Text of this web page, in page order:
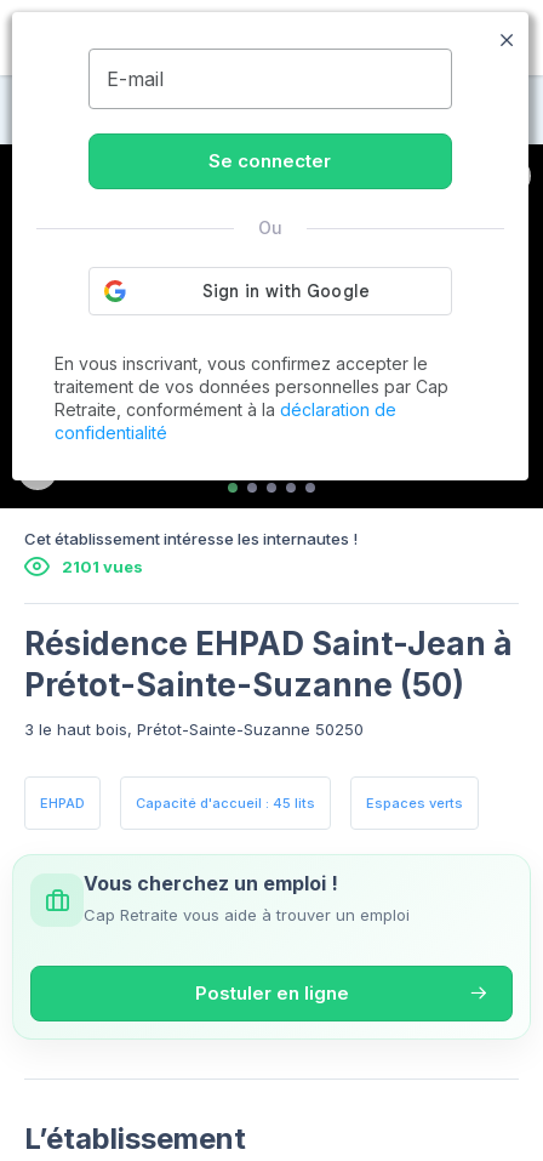
MENU
Maisons de retraite à Prétot-Sainte-Suzanne
Cet établissement intéresse les internautes !
2101 vues
Résidence EHPAD Saint-Jean à
Prétot-Sainte-Suzanne (50)
3 le haut bois, Prétot-Sainte-Suzanne 50250
EHPAD Capacité d'accueil : 45 lits Espaces verts
Vous cherchez un emploi !
Cap Retraite vous aide à trouver un emploi
Postuler en ligne
L’établissement
E-mail
Se connecter
Ou
En vous inscrivant, vous confirmez accepter le
traitement de vos données personnelles par Cap
Retraite, conformément à la déclaration de
confidentialité